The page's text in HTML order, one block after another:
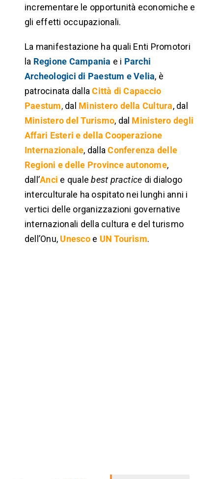
incrementare le opportunità economiche e
gli effetti occupazionali.
La manifestazione ha quali Enti Promotori
la Regione Campania e i Parchi
Archeologici di Paestum e Velia, è
patrocinata dallaCittà di Capaccio
Paestum, dal Ministero della Cultura, dal
Ministero del Turismo, dal Ministero degli
Affari Esteri e della Cooperazione
Internazionale, dalla Conferenza delle
Regioni e delle Province autonome,
dall’Anci e qualebest practice di dialogo
interculturale ha ospitato nei lunghi anni i
vertici delle organizzazioni governative
internazionali della cultura e del turismo
dell’Onu, Unescoe UN Tourism.